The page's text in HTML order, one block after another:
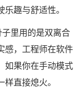
趣与舒适性。
里用的是双离合
感，工程师在软件
如果你在手动模式
直接熄火。